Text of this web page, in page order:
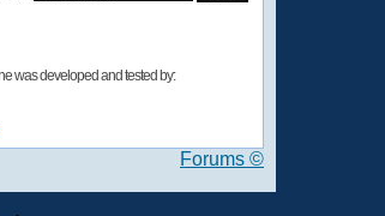
was developed and tested by:
Forums ©